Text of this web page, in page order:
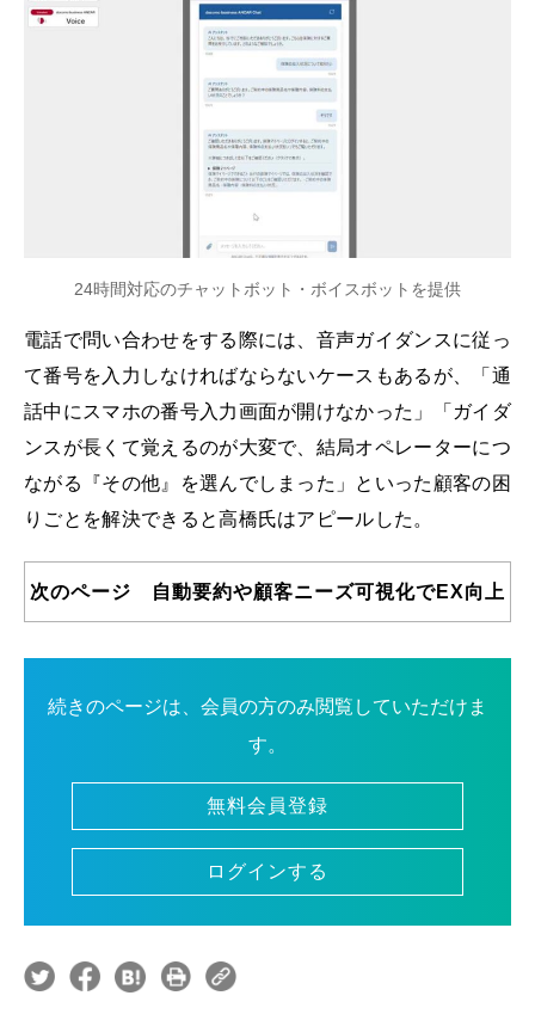
24時間対応のチャットボット・ボイスボットを提供
電話で問い合わせをする際には、音声ガイダンスに従っ
て番号を入力しなければならないケースもあるが、「通
話中にスマホの番号入力画面が開けなかった」「ガイダ
ンスが長くて覚えるのが大変で、結局オペレーターにつ
ながる『その他』を選んでしまった」といった顧客の困
りごとを解決できると高橋氏はアピールした。
次のページ 自動要約や顧客ニーズ可視化でEX向上
続きのページは、会員の方のみ閲覧していただけま
す。
無料会員登録
ログインする